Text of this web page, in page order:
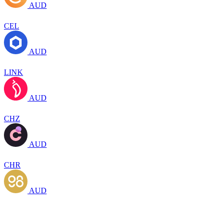
AUD
CEL
AUD
LINK
AUD
CHZ
AUD
CHR
AUD